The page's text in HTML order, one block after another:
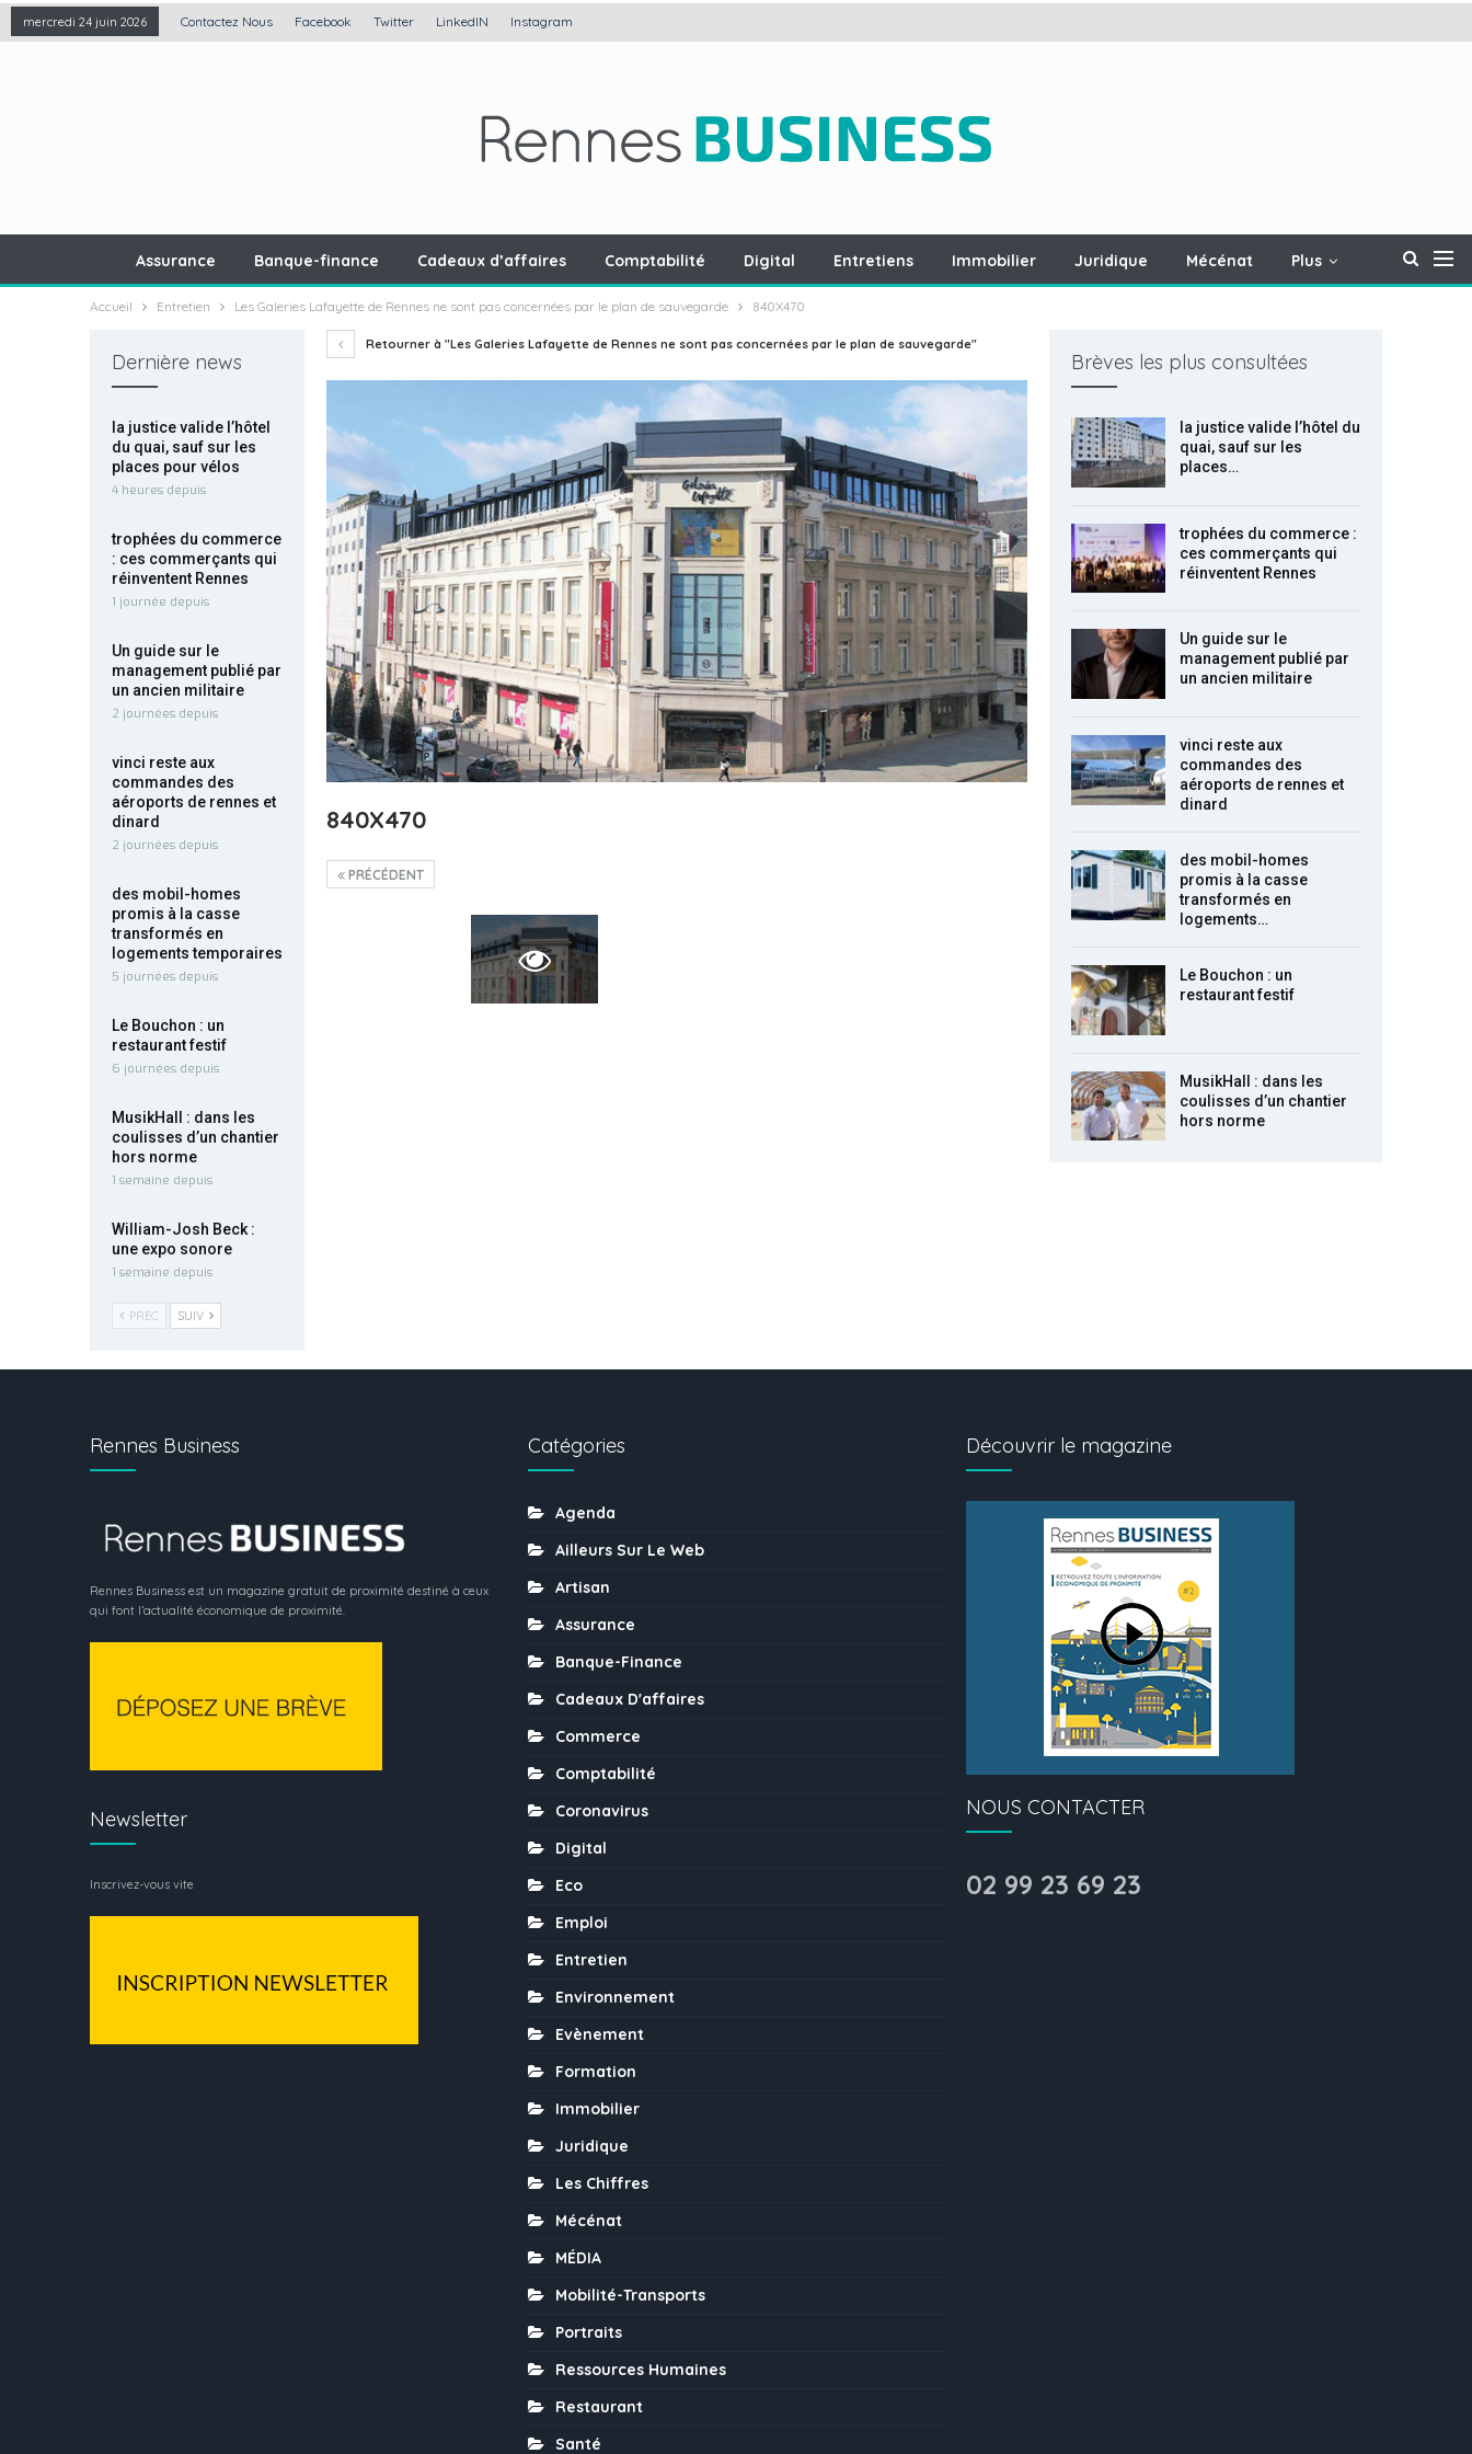
mercredi 24 juin 2026 Contactez Nous Facebook Twitter LinkedIN Instagram
Assurance Banque-finance Cadeaux d’affaires Comptabilité Digital Entretiens Immobilier Juridique Mécénat Plus
Accueil Entretien Les Galeries Lafayette de Rennes ne sont pas concernées par le plan de sauvegarde 840X470
Retourner à "Les Galeries Lafayette de Rennes ne sont pas concernées par le plan de sauvegarde"
840X470
PRÉCÉDENT
Brèves les plus consultées
la justice valide l’hôtel du
quai, sauf sur les
places…
trophées du commerce :
ces commerçants qui
réinventent Rennes
Un guide sur le
management publié par
un ancien militaire
vinci reste aux
commandes des
aéroports de rennes et
dinard
des mobil-homes
promis à la casse
transformés en
logements…
Le Bouchon : un
restaurant festif
MusikHall : dans les
coulisses d’un chantier
hors norme
Dernière news
la justice valide l’hôtel
du quai, sauf sur les
places pour vélos
4 heures depuis
trophées du commerce
: ces commerçants qui
réinventent Rennes
1 journée depuis
Un guide sur le
management publié par
un ancien militaire
2 journées depuis
vinci reste aux
commandes des
aéroports de rennes et
dinard
2 journées depuis
des mobil-homes
promis à la casse
transformés en
logements temporaires
5 journées depuis
Le Bouchon : un
restaurant festif
6 journées depuis
MusikHall : dans les
coulisses d’un chantier
hors norme
1 semaine depuis
William-Josh Beck :
une expo sonore
1 semaine depuis
PREC SUIV
Rennes Business
Rennes Business est un magazine gratuit de proximité destiné à ceux
qui font l’actualité économique de proximité.
Newsletter
Inscrivez-vous vite
Catégories
Agenda
Ailleurs Sur Le Web
Artisan
Assurance
Banque-Finance
Cadeaux D'affaires
Commerce
Comptabilité
Coronavirus
Digital
Eco
Emploi
Entretien
Environnement
Evènement
Formation
Immobilier
Juridique
Les Chiffres
Mécénat
MÉDIA
Mobilité-Transports
Portraits
Ressources Humaines
Restaurant
Santé
Découvrir le magazine
NOUS CONTACTER
02 99 23 69 23